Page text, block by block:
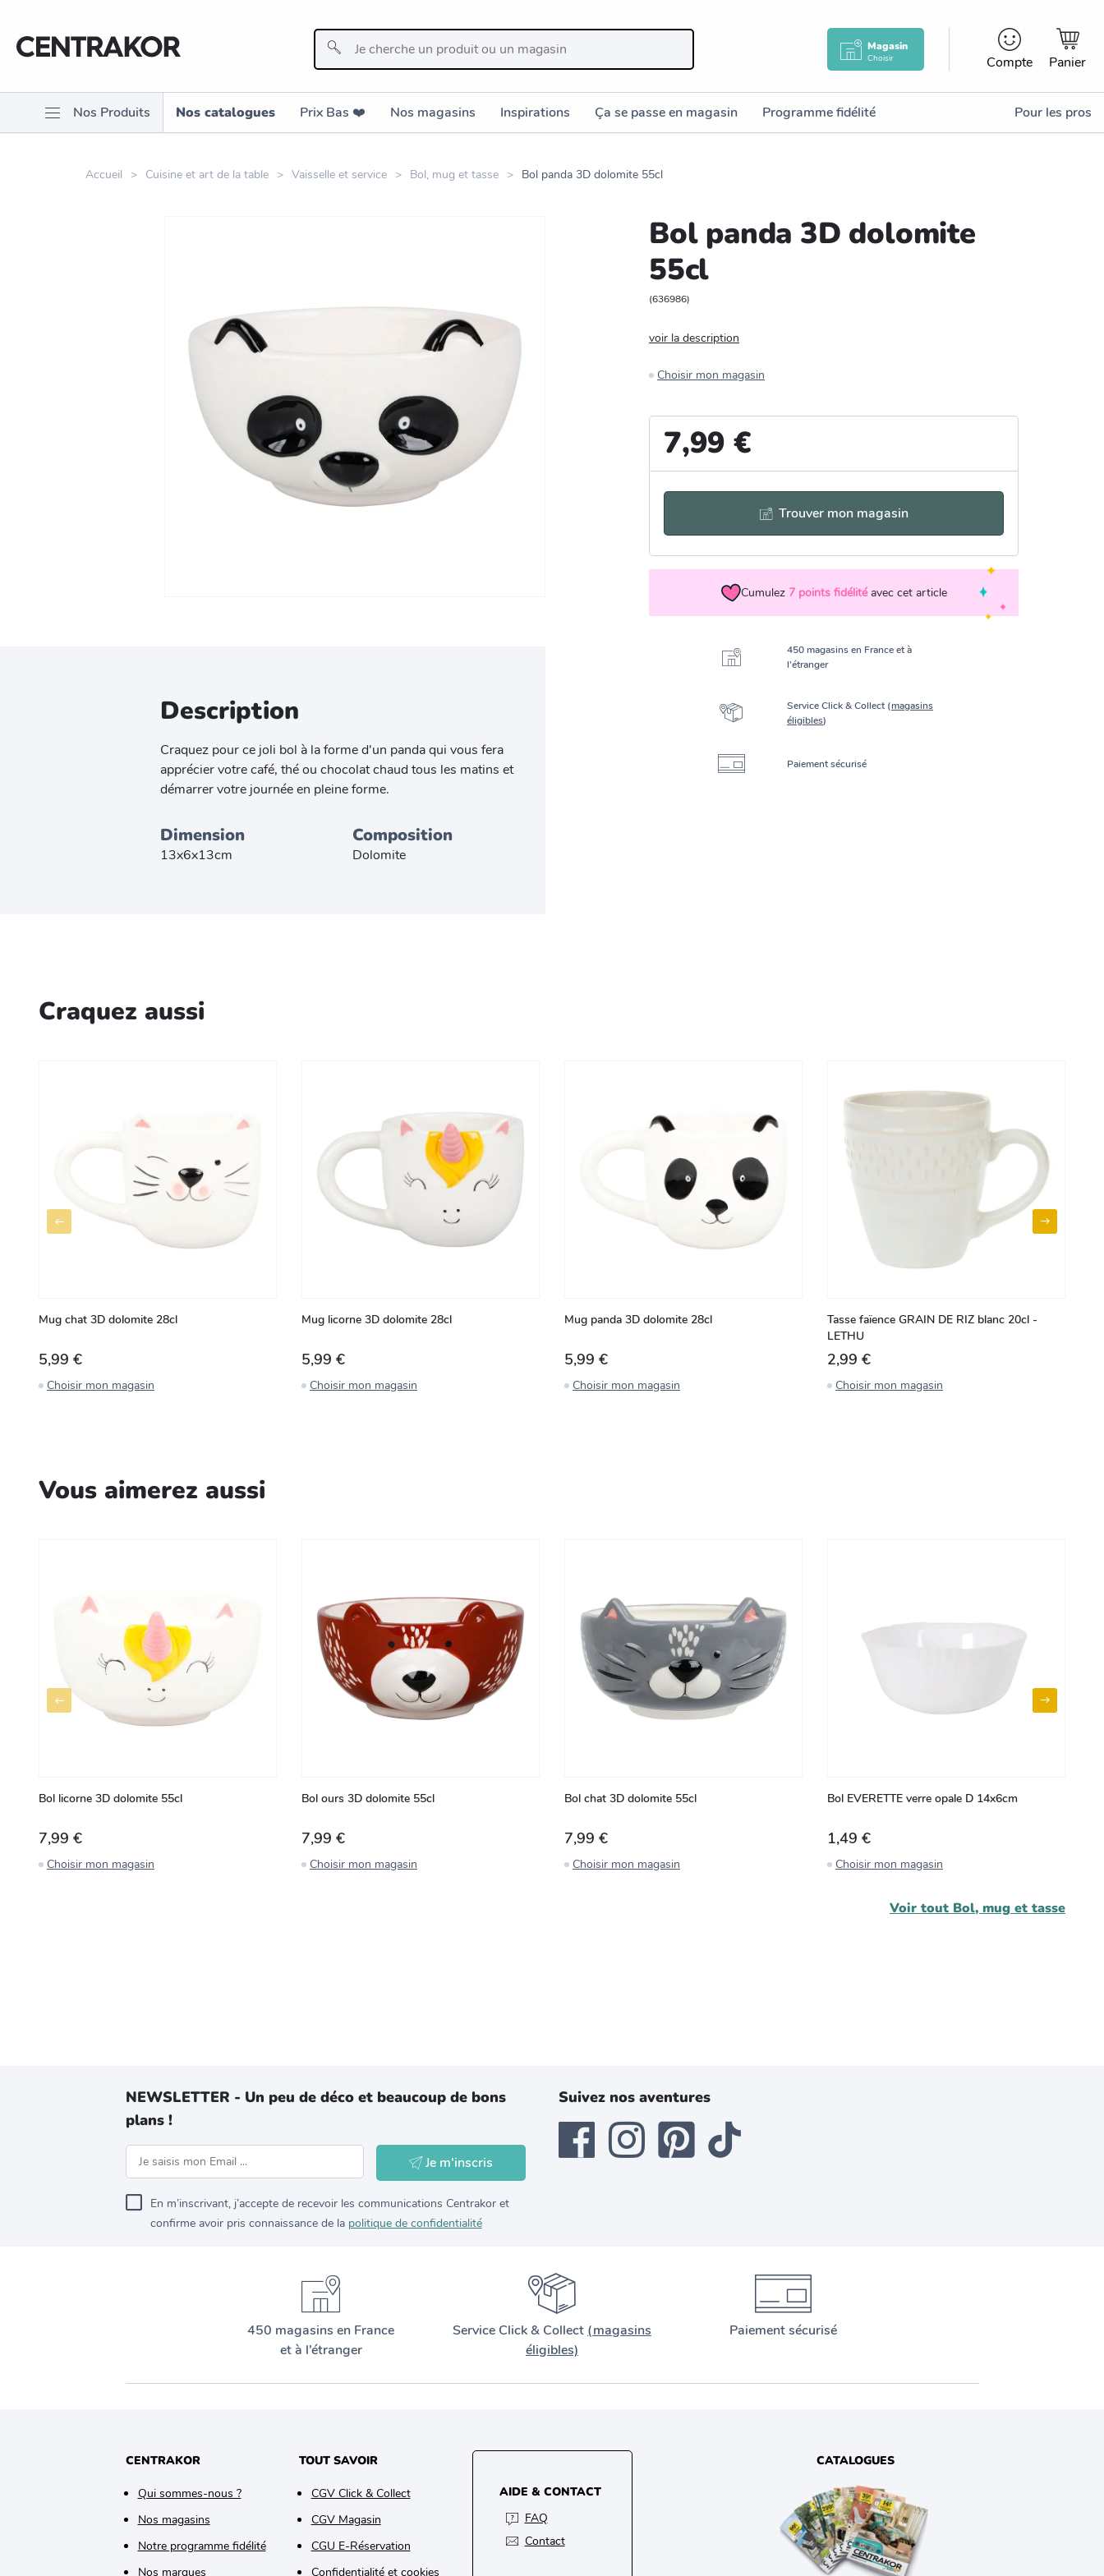
Magasin
Choisir Compte Panier
Nos Produits Nos catalogues Prix Bas ❤️️ Nos magasins Inspirations Ça se passe en magasin Programme fidélité Pour les pros
Accueil Cuisine et art de la table Vaisselle et service Bol, mug et tasse Bol panda 3D dolomite 55cl
Zoomer sur l'image
Description
Craquez pour ce joli bol à la forme d'un panda qui vous fera
apprécier votre café, thé ou chocolat chaud tous les matins et
démarrer votre journée en pleine forme.
Dimension
13x6x13cm
Composition
Dolomite
Bol panda 3D dolomite
55cl
(636986)
voir la description
Choisir mon magasin
7,99 €
Trouver mon magasin
Cumulez 7 points fidélité avec cet article
450 magasins en France et à
l’étranger
Service Click & Collect (magasins
éligibles)
Paiement sécurisé
Craquez aussi
Mug chat 3D dolomite 28cl
5,99 €
Choisir mon magasin
Mug licorne 3D dolomite 28cl
5,99 €
Choisir mon magasin
Mug panda 3D dolomite 28cl
5,99 €
Choisir mon magasin
Tasse faïence GRAIN DE RIZ blanc 20cl -
LETHU
2,99 €
Choisir mon magasin
Vous aimerez aussi
Bol licorne 3D dolomite 55cl
7,99 €
Choisir mon magasin
Bol ours 3D dolomite 55cl
7,99 €
Choisir mon magasin
Bol chat 3D dolomite 55cl
7,99 €
Choisir mon magasin
Bol EVERETTE verre opale D 14x6cm
1,49 €
Choisir mon magasin
Voir tout Bol, mug et tasse
NEWSLETTER - Un peu de déco et beaucoup de bons
plans !
Je m'inscris
En m’inscrivant, j’accepte de recevoir les communications Centrakor et
confirme avoir pris connaissance de la politique de confidentialité
Suivez nos aventures
450 magasins en France
et à l’étranger
Service Click & Collect (magasins
éligibles)
Paiement sécurisé
CENTRAKOR
Qui sommes-nous ?
Nos magasins
Notre programme fidélité
Nos marques
TOUT SAVOIR
CGV Click & Collect
CGV Magasin
CGU E-Réservation
Confidentialité et cookies
AIDE & CONTACT
FAQ
Contact
CATALOGUES